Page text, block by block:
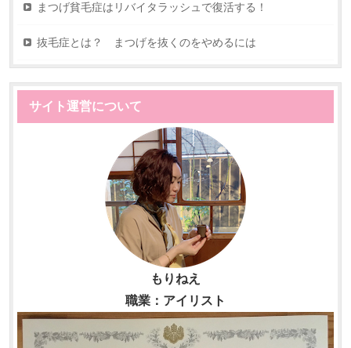
まつげ貧毛症はリバイタラッシュで復活する！
抜毛症とは？ まつげを抜くのをやめるには
サイト運営について
もりねえ
職業：アイリスト